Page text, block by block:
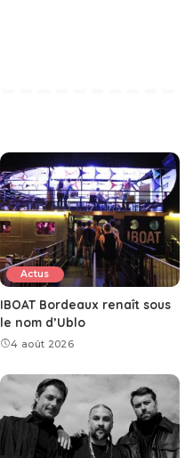
Actus
IBOAT Bordeaux renaît sous
le nom d’Ublo
4 août 2026